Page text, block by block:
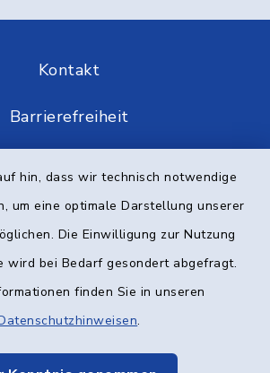
hin, dass wir technisch notwendige
um eine optimale Darstellung unserer
Die Einwilligung zur Nutzung
wird bei Bedarf gesondert abgefragt.
finden Sie in unseren
.
Kontakt
Barrierefreiheit
Impressum
Kommunikation
Sitemap
Einstellungen